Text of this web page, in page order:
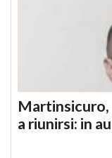
Martinsicuro,
a riunirsi: in